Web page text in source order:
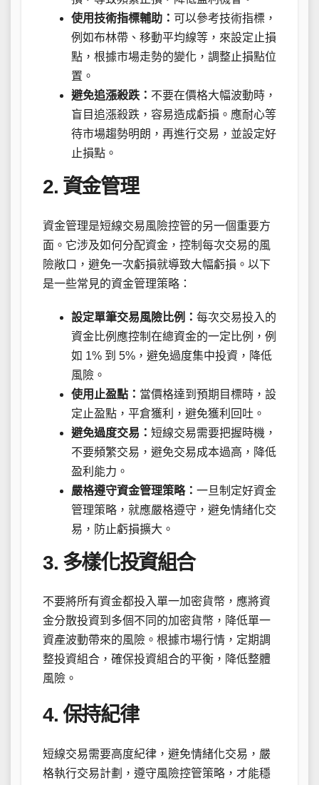
使用技術指標輔助： 可以參考技術指標，
例如布林帶、移動平均線等，來設定止損
點，根據市場走勢的變化，調整止損點位
置。
避免追漲殺跌： 不要在價格大幅波動時，
盲目追漲殺跌，容易造成虧損。應耐心等
待市場趨勢明朗，再進行交易，並設定好
止損點。
2. 資金管理
資金管理是短線交易風險控管的另一個重要方
面。它涉及如何分配資金，控制每次交易的風
險敞口，避免一次虧損就導致大幅虧損。以下
是一些常見的資金管理策略：
設定單筆交易風險比例： 每次交易投入的
資金比例應控制在總資金的一定比例，例
如 1% 到 5%，避免過度集中投資，降低
風險。
使用止盈點： 當價格達到預期目標時，設
定止盈點，平倉獲利，避免獲利回吐。
避免過度交易： 短線交易需要把握時機，
不要頻繁交易，避免交易成本過高，降低
盈利能力。
嚴格遵守資金管理策略： 一旦制定好資金
管理策略，就應嚴格遵守，避免情緒化交
易，防止虧損擴大。
3. 多樣化投資組合
不要將所有資金都投入單一加密貨幣，應將資
金分散投資到多個不同的加密貨幣，降低單一
資產波動帶來的風險。根據市場行情，定期調
整投資組合，確保投資組合的平衡，降低整體
風險。
4. 保持紀律
短線交易需要高度紀律，避免情緒化交易，嚴
格執行交易計劃，遵守風險控管策略，才能穩